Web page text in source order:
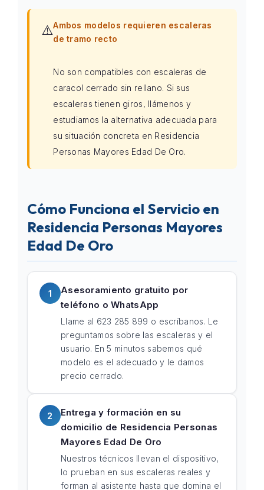
⚠️Ambos modelos requieren escaleras
de tramo recto
No son compatibles con escaleras de
caracol cerrado sin rellano. Si sus
escaleras tienen giros, llámenos y
estudiamos la alternativa adecuada para
su situación concreta en Residencia
Personas Mayores Edad De Oro.
Cómo Funciona el Servicio en
Residencia Personas Mayores
Edad De Oro
1
Asesoramiento gratuito por
teléfono o WhatsApp
Llame al 623 285 899 o escríbanos. Le
preguntamos sobre las escaleras y el
usuario. En 5 minutos sabemos qué
modelo es el adecuado y le damos
precio cerrado.
2
Entrega y formación en su
domicilio de Residencia Personas
Mayores Edad De Oro
Nuestros técnicos llevan el dispositivo,
lo prueban en sus escaleras reales y
forman al asistente hasta que domina el